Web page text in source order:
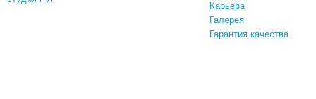
Карьера
Галерея
Гарантия качества